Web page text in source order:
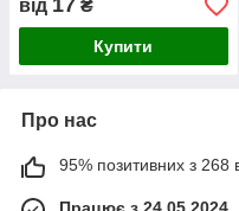
від 17 ₴
Купити
Про нас
95% позитивних з 268